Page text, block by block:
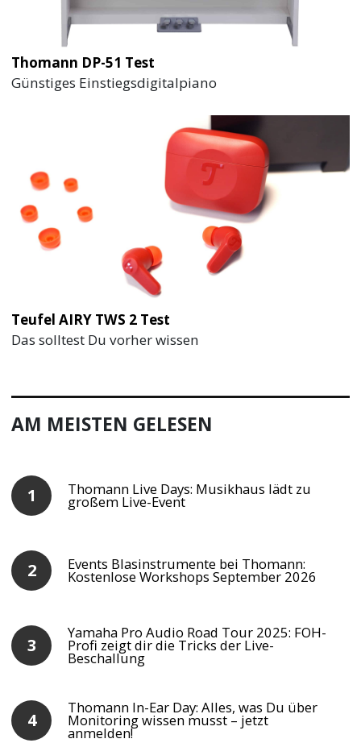
Thomann DP-51 Test
Günstiges Einstiegsdigitalpiano
Teufel AIRY TWS 2 Test
Das solltest Du vorher wissen
AM MEISTEN GELESEN
Thomann Live Days: Musikhaus lädt zu
großem Live-Event
Events Blasinstrumente bei Thomann:
Kostenlose Workshops September 2026
Yamaha Pro Audio Road Tour 2025: FOH-
Profi zeigt dir die Tricks der Live-
Beschallung
Thomann In-Ear Day: Alles, was Du über
Monitoring wissen musst – jetzt
anmelden!